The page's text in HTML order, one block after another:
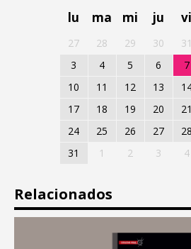
lu
ma mi ju vi
27 28 29 30 31
3
4 5 6 7
10
11 12 13
17
18 19 20 21
24
25 26 27 28
31
1 2 3 4
Relacionados